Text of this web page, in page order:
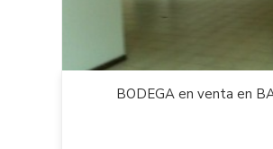
BODEGA en venta en